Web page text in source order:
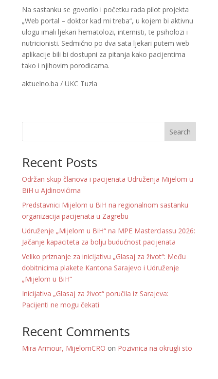
Na sastanku se govorilo i početku rada pilot projekta
„Web portal – doktor kad mi treba“, u kojem bi aktivnu
ulogu imali ljekari hematolozi, internisti, te psiholozi i
nutricionisti. Sedmično po dva sata ljekari putem web
aplikacije bili bi dostupni za pitanja kako pacijentima
tako i njihovim porodicama.
aktuelno.ba / UKC Tuzla
Search
Recent Posts
Održan skup članova i pacijenata Udruženja Mijelom u
BiH u Ajdinovićima
Predstavnici Mijelom u BiH na regionalnom sastanku
organizacija pacijenata u Zagrebu
Udruženje „Mijelom u BiH“ na MPE Masterclassu 2026:
Jačanje kapaciteta za bolju budućnost pacijenata
Veliko priznanje za inicijativu „Glasaj za život“: Među
dobitnicima plakete Kantona Sarajevo i Udruženje
„Mijelom u BiH“
Inicijativa „Glasaj za život“ poručila iz Sarajeva:
Pacijenti ne mogu čekati
Recent Comments
Mira Armour, MijelomCRO on Pozivnica na okrugli sto